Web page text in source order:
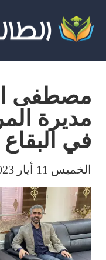
مصطفى
مديرة
في البقاع
الخميس 11 أيار 2023